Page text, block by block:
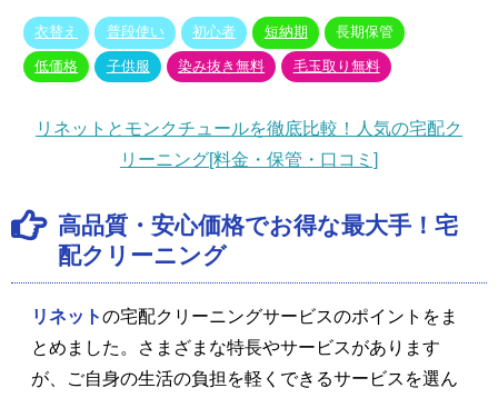
衣替え 普段使い 初心者 短納期 長期保管
低価格 子供服 染み抜き無料 毛玉取り無料
リネットとモンクチュールを徹底比較！人気の宅配ク
リーニング[料金・保管・口コミ]
高品質・安心価格でお得な最大手！宅
配クリーニング
リネットの宅配クリーニングサービスのポイントをま
とめました。さまざまな特長やサービスがあります
が、ご自身の生活の負担を軽くできるサービスを選ん